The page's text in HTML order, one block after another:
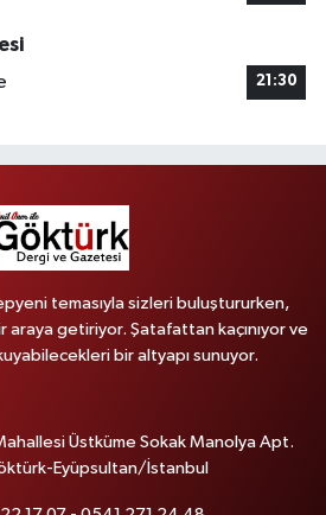
21:30
temasıyla sizleri buluştururken,
araya getiriyor. Şatafattan kaçınıyor ve
bir altyapı sunuyor.
Üstküme Sokak Manolya Apt.
Eyüpsultan/İstanbul